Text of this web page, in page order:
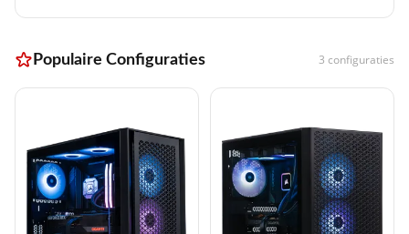
Populaire Configuraties 3 configuraties